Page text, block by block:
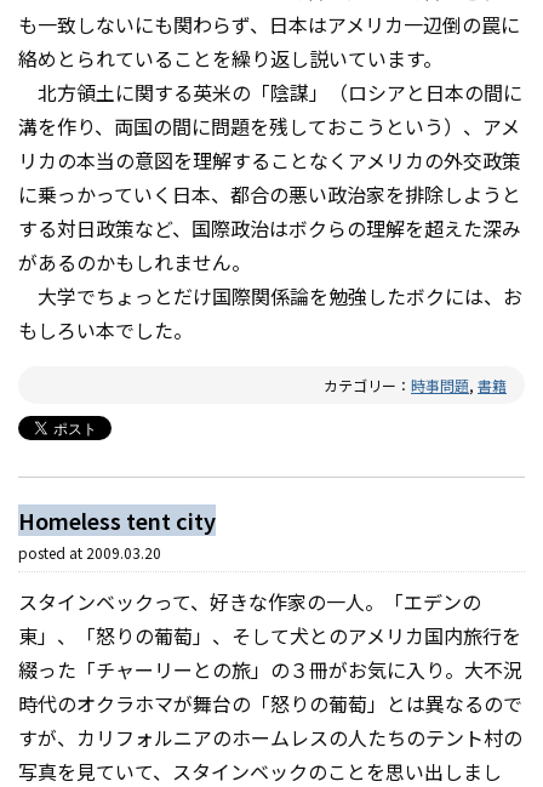
も一致しないにも関わらず、日本はアメリカ一辺倒の罠に
絡めとられていることを繰り返し説いています。
北方領土に関する英米の「陰謀」（ロシアと日本の間に
溝を作り、両国の間に問題を残しておこうという）、アメ
リカの本当の意図を理解することなくアメリカの外交政策
に乗っかっていく日本、都合の悪い政治家を排除しようと
する対日政策など、国際政治はボクらの理解を超えた深み
があるのかもしれません。
大学でちょっとだけ国際関係論を勉強したボクには、お
もしろい本でした。
カテゴリー： 時事問題, 書籍
Homeless tent city
posted at 2009.03.20
スタインベックって、好きな作家の一人。「エデンの
東」、「怒りの葡萄」、そして犬とのアメリカ国内旅行を
綴った「チャーリーとの旅」の３冊がお気に入り。大不況
時代のオクラホマが舞台の「怒りの葡萄」とは異なるので
すが、カリフォルニアのホームレスの人たちのテント村の
写真を見ていて、スタインベックのことを思い出しまし